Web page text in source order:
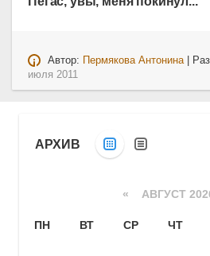
Автор:
Пермякова Антонина|
июля 2011
АРХИВ
« АВГУСТ
ПН ВТ СР ЧТ